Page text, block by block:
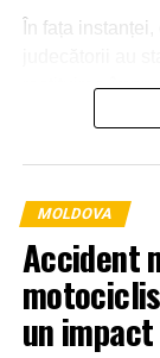
În fața
restituirea
MOLDOVA
Accident
un